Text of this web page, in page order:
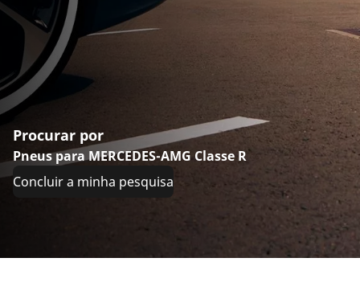
Procurar por
Pneus para MERCEDES-AMG Classe R
Concluir a minha pesquisa